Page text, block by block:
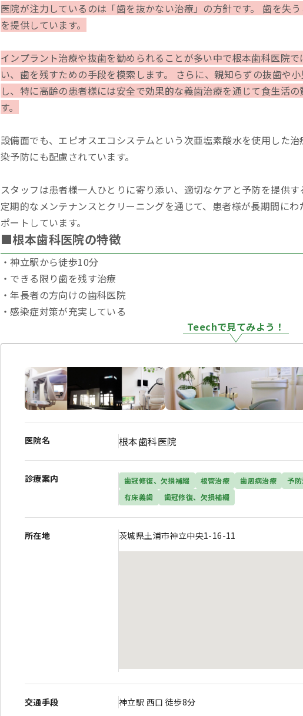
医院が注力しているのは「歯を抜かない治療」の方針です。 歯を失
を提供しています。
インプラント治療や抜歯を勧められることが多い中で根本歯科医院
い、歯を残すための手段を模索します。 さらに、親知らずの抜歯や
し、特に高齢の患者様には安全で効果的な義歯治療を通じて食生活
す。
設備面でも、エピオスエコシステムという次亜塩素酸水を使用した
染予防にも配慮されています。
スタッフは患者様一人ひとりに寄り添い、適切なケアと予防を提供
定期的なメンテナンスとクリーニングを通じて、患者様が長期間に
ポートしています。
■根本歯科医院の特徴
・神立駅から徒歩10分
・できる限り歯を残す治療
・年長者の方向けの歯科医院
・感染症対策が充実している
Teechで見てみよう！
医院名 根本歯科医院
診療案内 歯冠修復、欠損補綴 根管治療 歯周病治療
予
有床義歯
歯冠修復、欠損補綴
所在地 茨城県土浦市神立中央1-16-11
交通手段 神立駅 西口 徒歩8分